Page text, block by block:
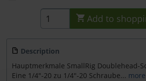
Add to
Description
Hauptmerkmale SmallRig Doublehead-
Eine 1/4"-20 zu 1/4"-20 Schraube... more